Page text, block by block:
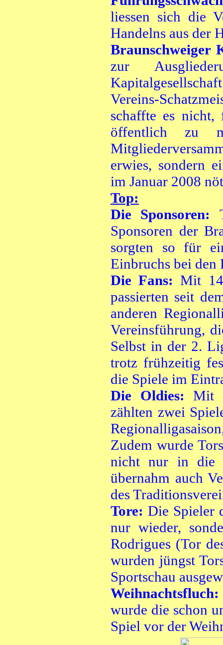
liessen sich die
Handelns aus der
Braunschweiger
zur
Vereins-
schaffte es nicht,
öffentlich zu
erwies, sondern
im Januar 2008
Top:
Die Sponsoren:
Sponsoren der
sorgten so für
Einbruchs bei den
Die Fans:Mit
passierten seit
anderen
Vereinsführung,
Selbst in der 2.
trotz frühzeitig
die Spiele im
Die Oldies:Mit
zählten zwei
Zudem wurde
nicht nur in die
übernahm auch
des
Tore:Die Spieler
nur wieder,
Rodrigues (Tor
wurden jüngst
Sportschau
wurde die schon
Spiel vor der